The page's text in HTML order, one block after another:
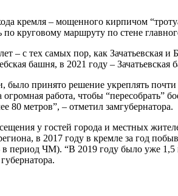
кремля – мощенного кирпичом
круговому маршруту по стене
– с тех самых пор, как Зачатьевская
башня, в 2021 году –
было принято решение укреплять
работа, чтобы
80 метров”, – отметил замгубернатора.
у гостей города и местных
в 2017 году в кремле за год
в период ЧМ). “В 2019 году было уже